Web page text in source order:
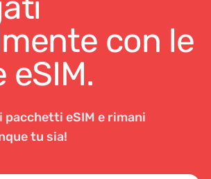
con le
eSIM.
eSIM e rimani
tu sia!